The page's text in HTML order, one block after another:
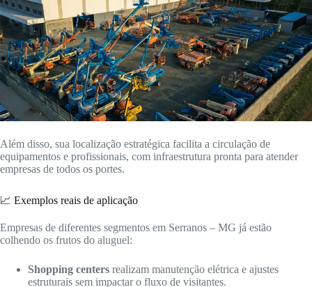
Além disso, sua localização estratégica facilita a circulação de
equipamentos e profissionais, com infraestrutura pronta para atender
empresas de todos os portes.
📈 Exemplos reais de aplicação
Empresas de diferentes segmentos em Serranos – MG já estão
colhendo os frutos do aluguel:
Shopping centers realizam manutenção elétrica e ajustes
estruturais sem impactar o fluxo de visitantes.